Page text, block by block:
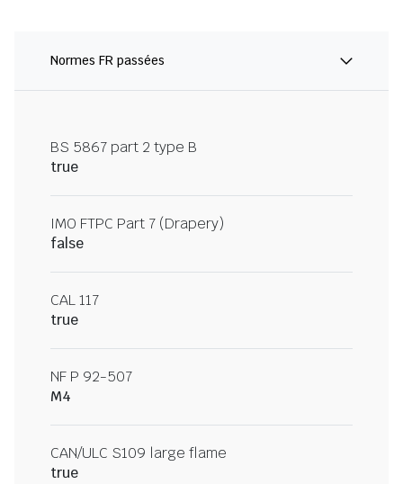
Normes FR passées
BS 5867 part 2 type B
true
IMO FTPC Part 7 (Drapery)
false
CAL 117
true
NF P 92-507
M4
CAN/ULC S109 large flame
true